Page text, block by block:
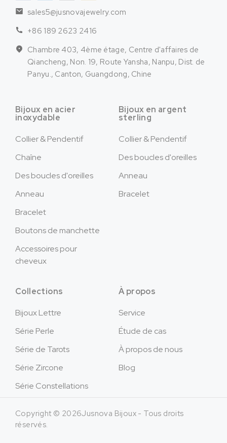
sales5@jusnovajewelry.com
+86 189 2623 2416
Chambre 403, 4ème étage, Centre d'affaires de
Qiancheng, Non. 19, Route Yansha, Nanpu, Dist. de
Panyu., Canton, Guangdong, Chine
Bijoux en acier
inoxydable
Collier & Pendentif
Chaîne
Des boucles d'oreilles
Anneau
Bracelet
Boutons de manchette
Accessoires pour
cheveux
Bijoux en argent
sterling
Collier & Pendentif
Des boucles d'oreilles
Anneau
Bracelet
Collections
Bijoux Lettre
Série Perle
Série de Tarots
Série Zircone
Série Constellations
À propos
Service
Étude de cas
À propos de nous
Blog
Copyright © 2026Jusnova Bijoux - Tous droits
réservés.